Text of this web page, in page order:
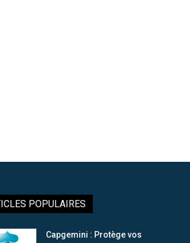
POPULAIRES
Capgemini : Protège vos